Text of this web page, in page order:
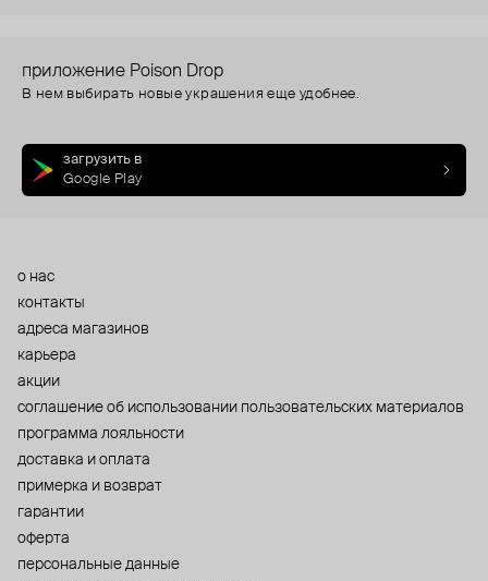
приложение Poison Drop
В нем выбирать новые украшения еще удобнее.
загрузить в
Google Play
о нас
контакты
адреса магазинов
карьера
акции
cоглашение об использовании пользовательских материалов
программа лояльности
доставка и оплата
примерка и возврат
гарантии
оферта
персональные данные